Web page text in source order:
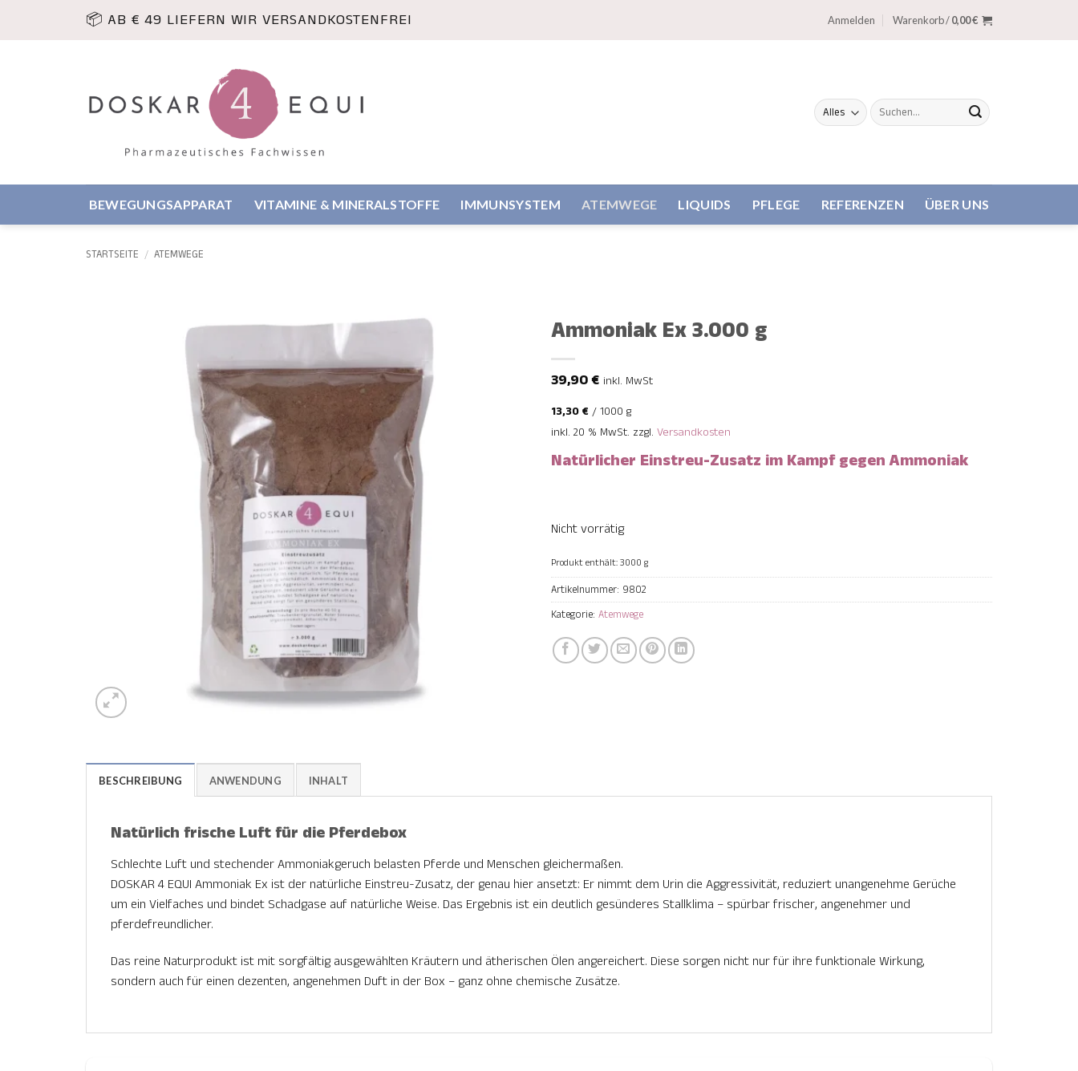
📦 AB € 49 LIEFERN WIR VERSANDKOSTENFREI Anmelden Warenkorb /0,00€
Suche
nach:
BEWEGUNGSAPPARAT VITAMINE & MINERALSTOFFE IMMUNSYSTEM ATEMWEGE LIQUIDS PFLEGE REFERENZEN ÜBER UNS
STARTSEITE / ATEMWEGE
Ammoniak Ex 3.000 g
39,90€ inkl. MwSt
13,30 € / 1000 g
inkl. 20 % MwSt. zzgl. Versandkosten
Natürlicher Einstreu-Zusatz im Kampf gegen Ammoniak
Nicht vorrätig
Produkt enthält: 3000 g
Artikelnummer: 9802
Kategorie: Atemwege
BESCHREIBUNG ANWENDUNG INHALT
Natürlich frische Luft für die Pferdebox
Schlechte Luft und stechender Ammoniakgeruch belasten Pferde und Menschen gleichermaßen.
DOSKAR 4 EQUI Ammoniak Ex ist der natürliche Einstreu-Zusatz, der genau hier ansetzt: Er nimmt dem Urin die Aggressivität, reduziert unangenehme Gerüche
um ein Vielfaches und bindet Schadgase auf natürliche Weise. Das Ergebnis ist ein deutlich gesünderes Stallklima – spürbar frischer, angenehmer und
pferdefreundlicher.
Das reine Naturprodukt ist mit sorgfältig ausgewählten Kräutern und ätherischen Ölen angereichert. Diese sorgen nicht nur für ihre funktionale Wirkung,
sondern auch für einen dezenten, angenehmen Duft in der Box – ganz ohne chemische Zusätze.